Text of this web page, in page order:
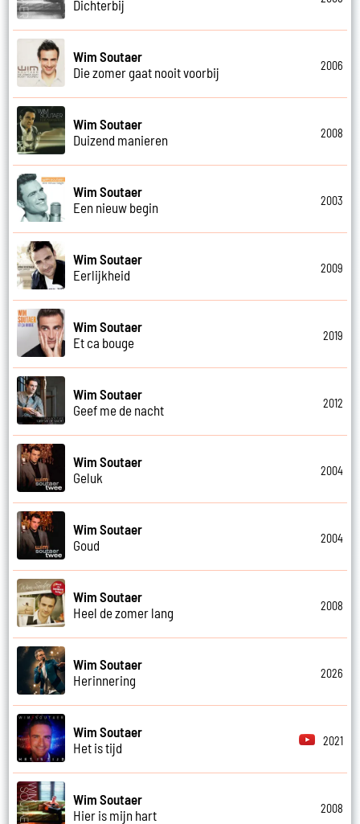
Dichterbij
Wim Soutaer
Die zomer gaat nooit voorbij
2006
Wim Soutaer
Duizend manieren
2008
Wim Soutaer
Een nieuw begin
2003
Wim Soutaer
Eerlijkheid
2009
Wim Soutaer
Et ca bouge
2019
Wim Soutaer
Geef me de nacht
2012
Wim Soutaer
Geluk
2004
Wim Soutaer
Goud
2004
Wim Soutaer
Heel de zomer lang
2008
Wim Soutaer
Herinnering
2026
Wim Soutaer
Het is tijd
2021
Wim Soutaer
Hier is mijn hart
2008